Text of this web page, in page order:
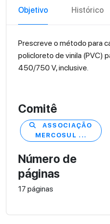
Objetivo Histórico
Prescreve o método para
policloreto de vinila (PVC)
450/750 V, inclusive.
Comitê
ASSOCIAÇÃO
MERCOSUL ...
Número de
páginas
17 páginas